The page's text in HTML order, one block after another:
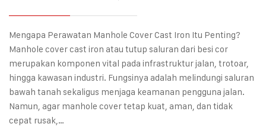
Mengapa Perawatan Manhole Cover Cast Iron Itu Penting?
Manhole cover cast iron atau tutup saluran dari besi cor
merupakan komponen vital pada infrastruktur jalan, trotoar,
hingga kawasan industri. Fungsinya adalah melindungi saluran
bawah tanah sekaligus menjaga keamanan pengguna jalan.
Namun, agar manhole cover tetap kuat, aman, dan tidak
cepat rusak,…